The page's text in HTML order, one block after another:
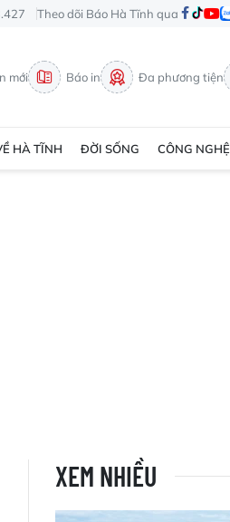
Theo dõi Báo Hà Tĩnh qua
mới Báo in Đa phương tiện
HÀ TĨNH ĐỜI SỐNG CÔNG NGHỆ
XEM NHIỀU